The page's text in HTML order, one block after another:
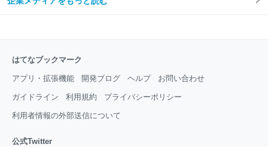
はてなブックマーク
アプリ・拡張機能 開発ブログ ヘルプ お問い合わせ
ガイドライン 利用規約 プライバシーポリシー
利用者情報の外部送信について
公式Twitter